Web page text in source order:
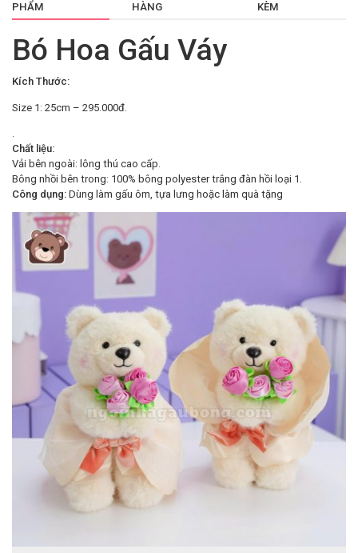
PHẨM
HÀNG
KÈM
Bó Hoa Gấu Váy
Kích Thước:
Size 1: 25cm – 295.000đ.
Chất liệu:
Vải bên ngoài: lông thú cao cấp.
Bông nhồi bên trong: 100% bông polyester trắng đàn hồi loại 1.
Công dụng: Dùng làm gấu ôm, tựa lưng hoặc làm quà tặng